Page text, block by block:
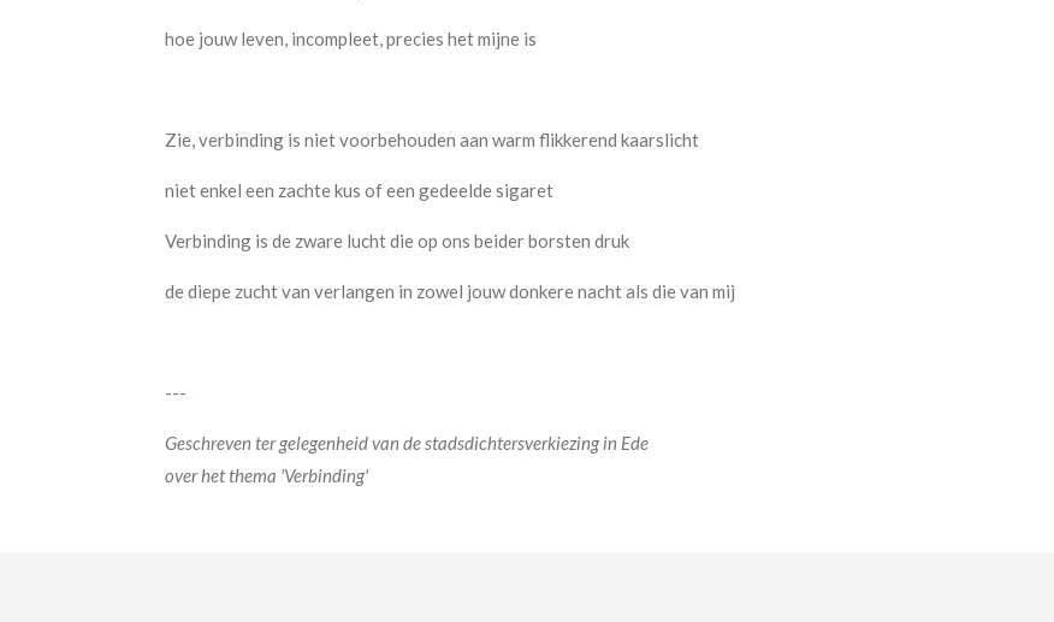
hoe jouw leven, incompleet, precies het mijne is
Zie, verbinding is niet voorbehouden aan warm flikkerend kaarslicht
niet enkel een zachte kus of een gedeelde sigaret
Verbinding is de zware lucht die op ons beider borsten druk
de diepe zucht van verlangen in zowel jouw donkere nacht als die van mij
---
Geschreven ter gelegenheid van de stadsdichtersverkiezing in Ede
over het thema 'Verbinding'